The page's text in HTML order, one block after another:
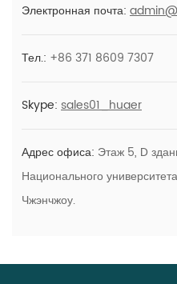
Электронная почта:
Тел.: +86 371 8609 7307
Skype: sales01_huaer
Адрес офиса: Этаж 5, D
Национального
Чжэнчжоу.